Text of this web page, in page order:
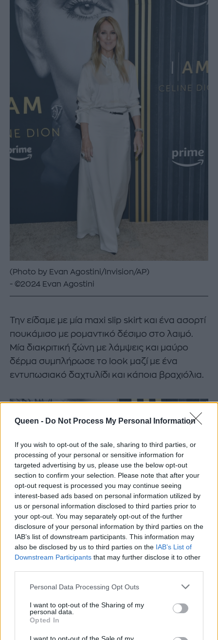
Queen - Do Not Process My Personal Information
If you wish to opt-out of the sale, sharing to third parties, or
processing of your personal or sensitive information for
targeted advertising by us, please use the below opt-out
section to confirm your selection. Please note that after your
opt-out request is processed you may continue seeing
interest-based ads based on personal information utilized by
us or personal information disclosed to third parties prior to
your opt-out. You may separately opt-out of the further
disclosure of your personal information by third parties on the
IAB’s list of downstream participants. This information may
also be disclosed by us to third parties on the IAB’s List of
Downstream Participants that may further disclose it to other
Personal Data Processing Opt Outs
I want to opt-out of the Sharing of my
personal data.
Opted In
(Photo by Evan Agostini/Invision/AP)
©2024 Evan Agostini
Την είδαμε με μία maxi slip skirt και ένα ασορτί
πουκάμισο με ρομαντικό δέσιμο στο λαιμό.
Μία διακριτική ζώνη με λάμψεις και μαύρο
δέρμα συμπλήρωσε το look μαζί με ένα
εντυπωσιακό δαχτυλίδι και κάποια βραχιόλια.